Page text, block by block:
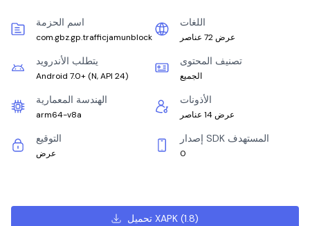
اسم الحزمة
com.gbz.gp.trafficjamunblock
اللغات
عرض 72 عناصر
يتطلب الأندرويد
Android 7.0+ (N, API 24)
تصنيف المحتوى
الجميع
الهندسة المعمارية
arm64-v8a
الأذونات
عرض 14 عناصر
التوقيع
عرض
إصدار SDK المستهدف
0
تحميل XAPK (1.8)